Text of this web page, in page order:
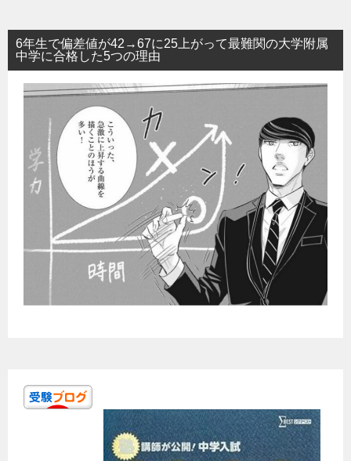
6年生で偏差値が42→67に25上がって最難関の大学附属
中学に合格した5つの理由